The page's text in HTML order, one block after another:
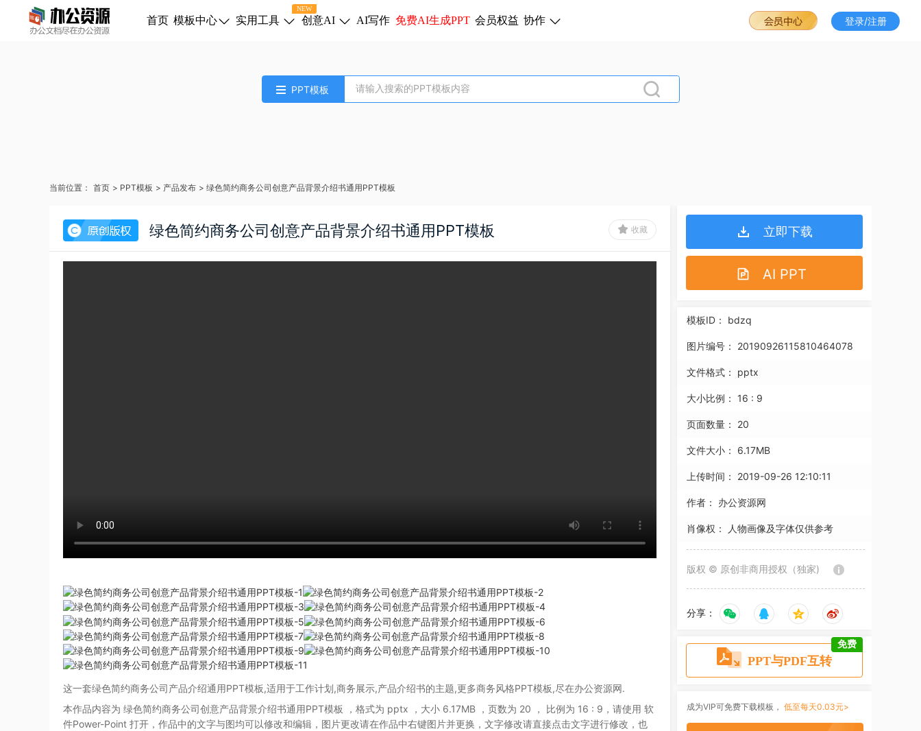
首页 模板中心
NEW
实用工具 创意AI AI写作 免费AI生成PPT 会员权益 协作 登录/注册
PPT模板
当前位置： 首页 > PPT模板 > 产品发布 > 绿色简约商务公司创意产品背景介绍书通用PPT模板
绿色简约商务公司创意产品背景介绍书通用PPT模板 收藏
这一套绿色简约商务公司产品介绍通用PPT模板,适用于工作计划,商务展示,产品介绍书的主题,更多商务风格PPT模板,尽在办公资源网.
本作品内容为 绿色简约商务公司创意产品背景介绍书通用PPT模板
，格式为 pptx ，大小 6.17MB ，页数为 20 ， 比例为 16 : 9 ，请使用 软
件Power-Point 打开，作品中的文字与图均可以修改和编辑，图片更改请在作品中右键图片并更换，文字修改请直接点击文字进行修改，也
立即下载
AI PPT
模板ID： bdzq
图片编号： 20190926115810464078
文件格式： pptx
大小比例： 16 : 9
页面数量： 20
文件大小： 6.17MB
上传时间： 2019-09-26 12:10:11
作者： 办公资源网
肖像权： 人物画像及字体仅供参考
版权 © 原创非商用授权（独家)
分享：
PPT与PDF互转
免费
成为VIP可免费下载模板， 低至每天0.03元>